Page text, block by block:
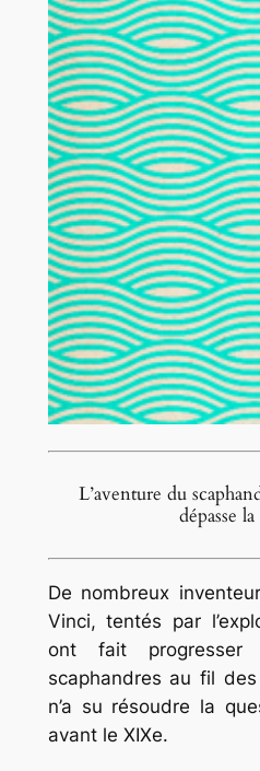
L’aventure du
dépasse
De nombreux
Vinci, tentés par
ont fait progresser
scaphandres au fil
n’a su résoudre la
avant le XIXe.